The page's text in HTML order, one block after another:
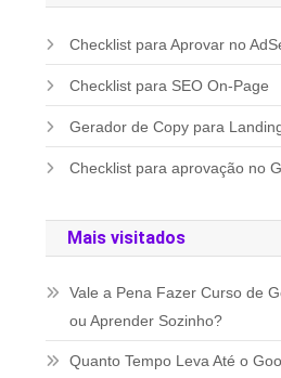
Checklist para Aprovar no
Checklist para SEO On-Page
Gerador de Copy para
Checklist para aprovação no
Mais visitados
Vale a Pena Fazer Curso de
ou Aprender Sozinho?
Quanto Tempo Leva Até o